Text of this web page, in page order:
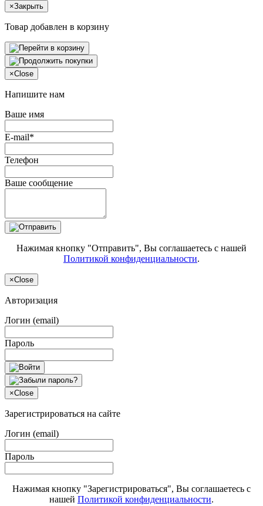
×Закрыть
Товар добавлен в корзину
×Close
Напишите нам
Ваше имя
E-mail*
Телефон
Ваше сообщение
Нажимая кнопку "Отправить", Вы соглашаетесь с нашей
Политикой конфиденциальности.
×Close
Авторизация
Логин (email)
Пароль
×Close
Зарегистрироваться на сайте
Логин (email)
Пароль
Нажимая кнопку "Зарегистрироваться", Вы соглашаетесь с
нашей Политикой конфиденциальности.